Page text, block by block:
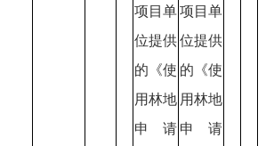
项目单
位提供
的《使
用林地
申请
项目单
位提供
的《使
用林地
申请